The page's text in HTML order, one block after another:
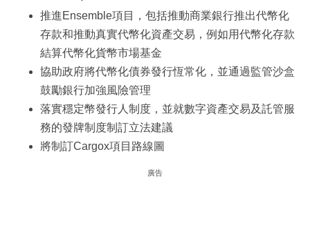
推進Ensemble項目，包括推動商業銀行推出代幣化
存款和推動真實代幣化資產交易，例如用代幣化存款
結算代幣化貨幣市場基金
協助政府將代幣化債券發行恆常化，並通過監管沙盒
鼓勵銀行加強風險管理
落實穩定幣發行人制度，並就數字資產交易及託管服
務的發牌制度制訂立法建議
將制訂Cargox項目路線圖
廣告